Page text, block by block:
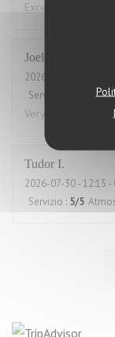
Excellent food
Joelle
2026-07-30
- 12:00
Servizio
Very good and
Tudor I
2026-07-30- 12:15 -
Servizio : 5/5